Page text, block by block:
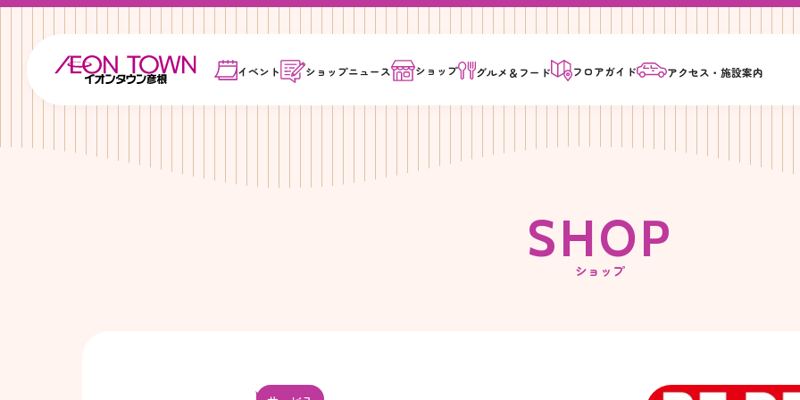
イベント ショップニュース ショップ グルメ＆ フード フロアガイド アクセス・施設案内
SHOP
ショップ